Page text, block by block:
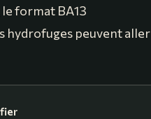
le format BA13
hydrofuges peuvent aller